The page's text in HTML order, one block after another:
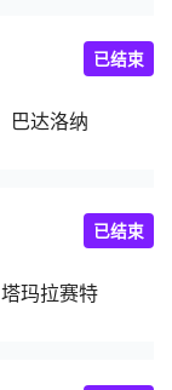
巴达洛纳
已结束
塔玛拉赛特
已结束